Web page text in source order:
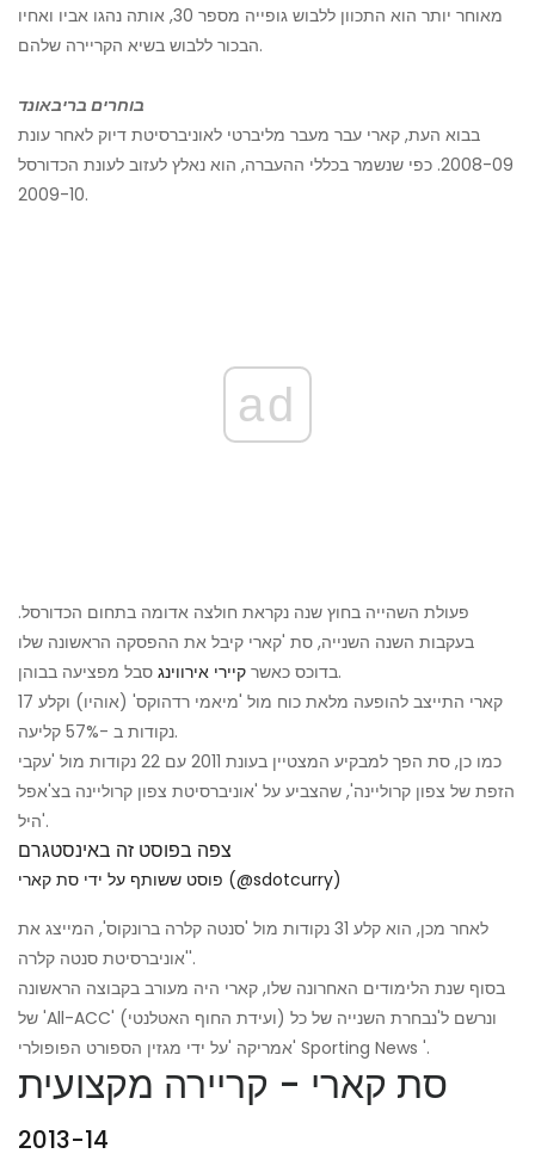
מאוחר יותר הוא התכוון ללבוש גופייה מספר 30, אותה נהגו אביו ואחיו
הבכור ללבוש בשיא הקריירה שלהם.
בוחרים בריבאונד
בבוא העת, קארי עבר מעבר מליברטי לאוניברסיטת דיוק לאחר עונת
2008-09. כפי שנשמר בכללי ההעברה, הוא נאלץ לעזוב לעונת הכדורסל
2009-10.
ad
פעולת השהייה בחוץ שנה נקראת חולצה אדומה בתחום הכדורסל.
בעקבות השנה השנייה, סת 'קארי קיבל את ההפסקה הראשונה שלו
בדוכס כאשר קיירי אירווינג
סבל מפציעה בבוהן.
קארי התייצב להופעה מלאת כוח מול 'מיאמי רדהוקס' (אוהיו) וקלע 17
נקודות ב -57% קליעה.
כמו כן, סת הפך למבקיע המצטיין בעונת 2011 עם 22 נקודות מול 'עקבי
הזפת של צפון קרוליינה', שהצביע על 'אוניברסיטת צפון קרוליינה בצ'אפל
היל'.
צפה בפוסט זה באינסטגרם
פוסט ששותף על ידי סת קארי (@sdotcurry)
לאחר מכן, הוא קלע 31 נקודות מול 'סנטה קלרה ברונקוס', המייצג את
'אוניברסיטת סנטה קלרה'.
בסוף שנת הלימודים האחרונה שלו, קארי היה מעורב בקבוצה הראשונה
של 'All-ACC' (ועידת החוף האטלנטי) ונרשם ל'נבחרת השנייה של כל
אמריקה 'על ידי מגזין הספורט הפופולרי' Sporting News '.
סת קארי - קריירה מקצועית
2013-14